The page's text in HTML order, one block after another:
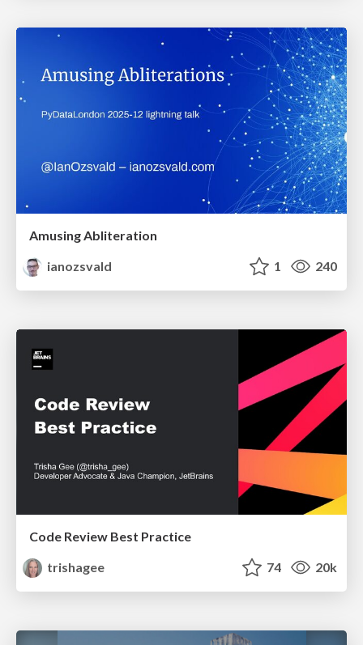
Amusing Abliteration
ianozsvald
1 240
Code Review Best Practice
trishagee
74 20k